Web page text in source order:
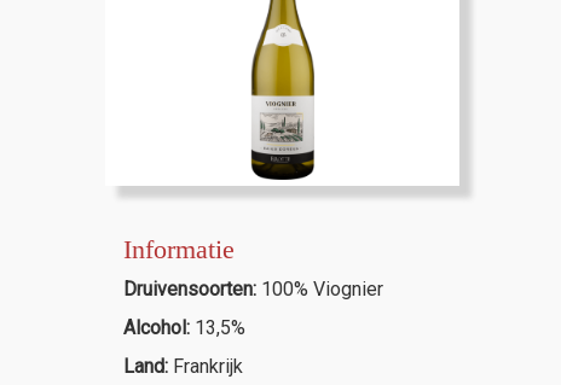
Informatie
Druivensoorten: 100% Viognier
Alcohol: 13,5%
Land: Frankrijk